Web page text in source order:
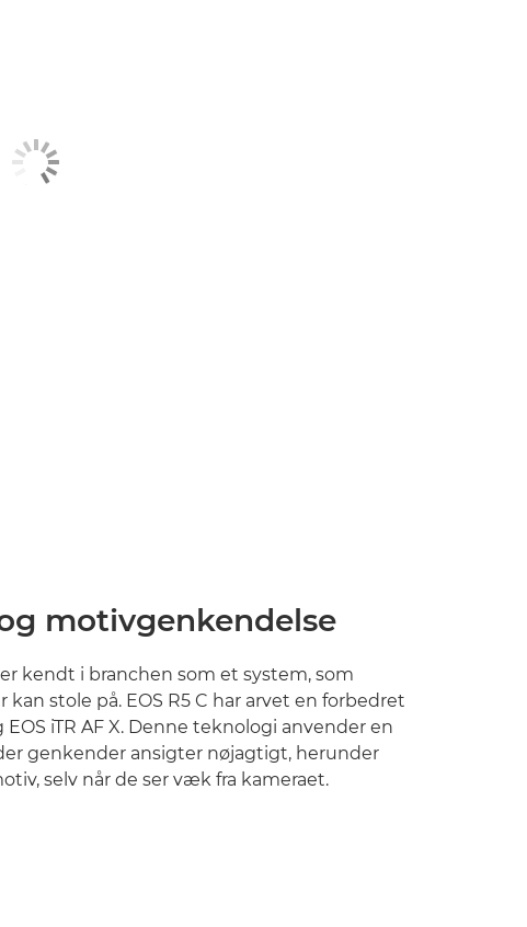
motivgenkendelse
kendt i branchen som et system, som
stole på. EOS R5 C har arvet en forbedret
iTR AF X. Denne teknologi anvender en
genkender ansigter nøjagtigt, herunder
selv når de ser væk fra kameraet.